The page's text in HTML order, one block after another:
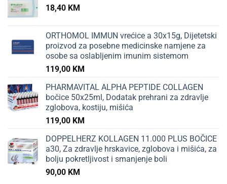
18,40 KM
ORTHOMOL IMMUN vrećice a 30x15g, Dijetetski
proizvod za posebne medicinske namjene za
osobe sa oslabljenim imunim sistemom
119,00 KM
PHARMAVITAL ALPHA PEPTIDE COLLAGEN
bočice 50x25ml, Dodatak prehrani za zdravlje
zglobova, kostiju, mišića
119,00 KM
DOPPELHERZ KOLLAGEN 11.000 PLUS BOČICE
a30, Za zdravlje hrskavice, zglobova i mišića, za
bolju pokretljivost i smanjenje boli
90,00 KM